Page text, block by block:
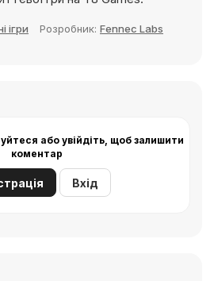
ігри Розробник: Fennec Labs
або увійдіть, щоб залишити
коментар
Вхід